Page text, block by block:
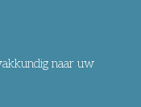
naar uw